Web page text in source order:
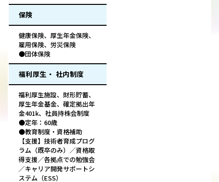
保険
健康保険、厚生年金保険、
雇用保険、労災保険
●団体保険
福利厚生・ 社内制度
福利厚生施設、財形貯蓄、
厚生年金基金、確定拠出年
金401k、社員持株会制度
●定年：60歳
●教育制度・資格補助
【支援】技術者育成プログ
ラム（既卒のみ）／資格取
得支援／各拠点での勉強会
／キャリア開発サポートシ
ステム（ESS）